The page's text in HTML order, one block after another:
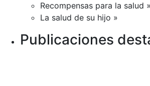
Recompensas para la salud »
La salud de su hijo »
Publicaciones